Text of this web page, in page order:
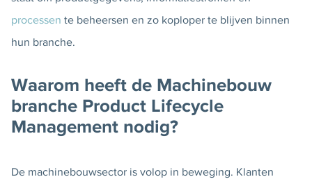
processen te beheersen en zo koploper te blijven binnen
hun branche.
Waarom heeft de Machinebouw
branche Product Lifecycle
Management nodig?
De machinebouwsector is volop in beweging. Klanten